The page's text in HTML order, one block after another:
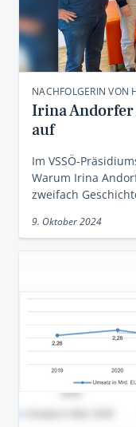
NACHFOLGERIN VON
Irina Andorfer
auf
Im VSSÖ-
Warum Irina
zweifach
9. Oktober 2024